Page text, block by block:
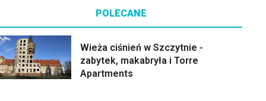
POLECANE
Wieża ciśnień w Szczytnie -
zabytek, makabryła i Torre
Apartments